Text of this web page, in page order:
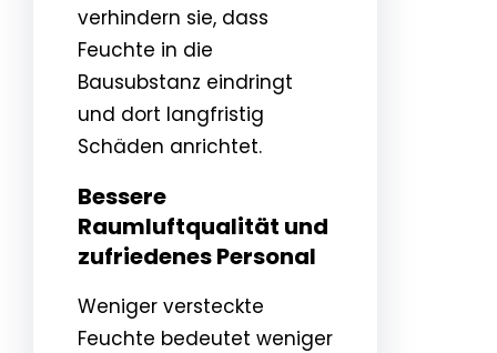
verhindern sie, dass
Feuchte in die
Bausubstanz eindringt
und dort langfristig
Schäden anrichtet.
Bessere
Raumluftqualität und
zufriedenes Personal
Weniger versteckte
Feuchte bedeutet weniger